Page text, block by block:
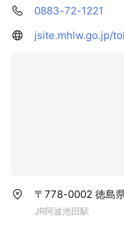
0883-72-1221
jsite.mhlw.go.jp/
〒778-0002 徳島
JR阿波池田駅